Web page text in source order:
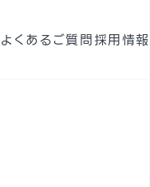
よくあるご質問採用情報